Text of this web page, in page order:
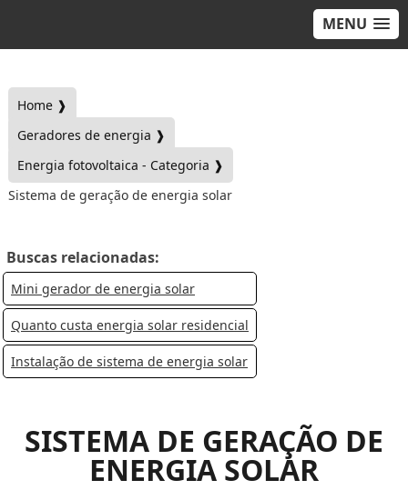
MENU
Home ❱
Geradores de energia ❱
Energia fotovoltaica - Categoria ❱
Sistema de geração de energia solar
Buscas relacionadas:
Mini gerador de energia solar
Quanto custa energia solar residencial
Instalação de sistema de energia solar
SISTEMA DE GERAÇÃO DE
ENERGIA SOLAR